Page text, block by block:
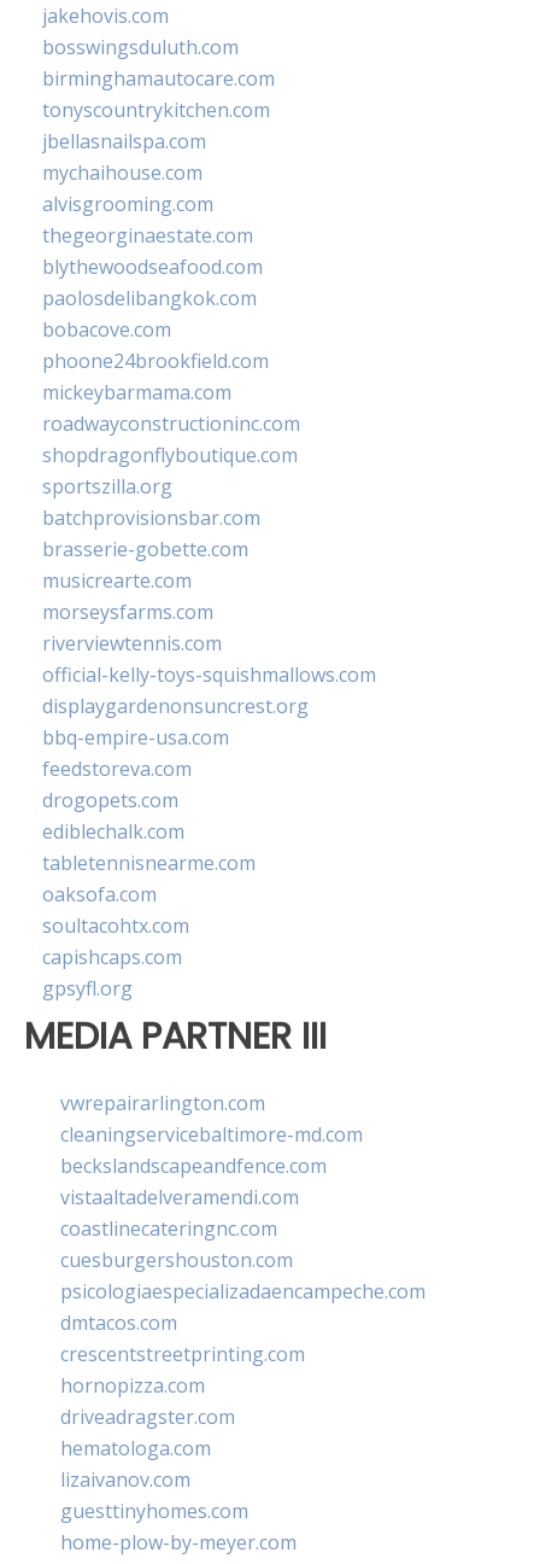
jakehovis.com
bosswingsduluth.com
birminghamautocare.com
tonyscountrykitchen.com
jbellasnailspa.com
mychaihouse.com
alvisgrooming.com
thegeorginaestate.com
blythewoodseafood.com
paolosdelibangkok.com
bobacove.com
phoone24brookfield.com
mickeybarmama.com
roadwayconstructioninc.com
shopdragonflyboutique.com
sportszilla.org
batchprovisionsbar.com
brasserie-gobette.com
musicrearte.com
morseysfarms.com
riverviewtennis.com
official-kelly-toys-squishmallows.com
displaygardenonsuncrest.org
bbq-empire-usa.com
feedstoreva.com
drogopets.com
ediblechalk.com
tabletennisnearme.com
oaksofa.com
soultacohtx.com
capishcaps.com
gpsyfl.org
MEDIA PARTNER III
vwrepairarlington.com
cleaningservicebaltimore-md.com
beckslandscapeandfence.com
vistaaltadelveramendi.com
coastlinecateringnc.com
cuesburgershouston.com
psicologiaespecializadaencampeche.com
dmtacos.com
crescentstreetprinting.com
hornopizza.com
driveadragster.com
hematologa.com
lizaivanov.com
guesttinyhomes.com
home-plow-by-meyer.com